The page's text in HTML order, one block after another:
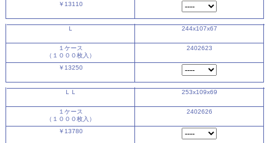
￥13110
Ｌ 244x107x67
１ケース
（１０００枚入）
2402623
￥13250
ＬＬ 253x109x69
１ケース
（１０００枚入）
2402626
￥13780